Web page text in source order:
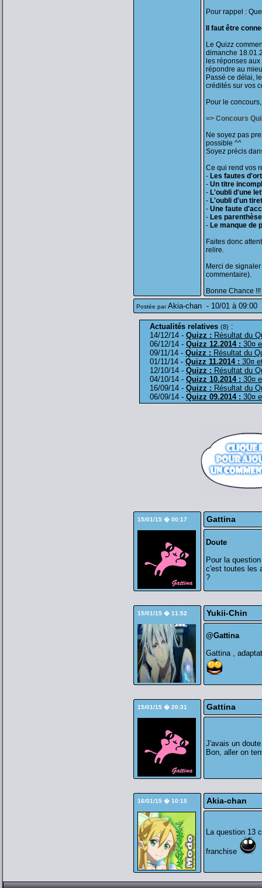
Pour rappel :
Il faut être
Le Quizz
dimanche
les réponses
répondre au
Passé ce délai,
crédités sur vos
Pour le
=> Concours
Ne soyez pas
possible ^^
Soyez précis
Ce qui rend vos
- Les fautes
- Un titre
- L'oubli d'une
- L'oubli d'un tiret
- Une faute
- Les
- Le manque de
Faites donc
relire.
Merci de
commentaire).
Bonne Chance !!!
Postée parAkia-chan - 10/01 à 09:00
Actualités relatives (8) :
14/12/14 - Quizz : Résultat du
06/12/14 - Quizz 12.2014 : 30¤
09/11/14 - Quizz : Résultat du
01/11/14 - Quizz 11.2014 : 30¤
12/10/14 - Quizz : Résultat du
04/10/14 - Quizz 10.2014 : 30¤
16/09/14 - Quizz : Résultat du
06/09/14 - Quizz 09.2014 : 30¤
15/01/15 � 00:17 Gattina
Doute
Pour la
c'est toutes les
?
15/01/15 � 11:52 Yukii-Chin
@Gattina
Gattina ,
15/01/15 � 20:31 Gattina
J'avais un
Bon, aller on
16/01/15 � 10:15 Akia-chan
La question 13
franchise